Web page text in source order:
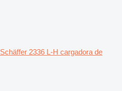
Schäffer 2336 L-H cargadora de